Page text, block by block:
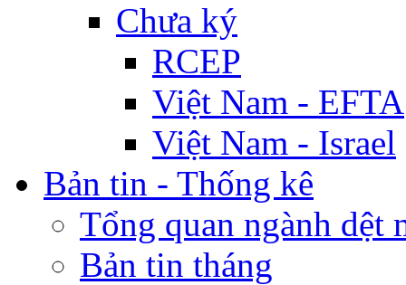
Chưa ký
RCEP
Việt Nam - EFTA
Việt Nam - Israel
Bản tin - Thống kê
Tổng quan ngành dệt
Bản tin tháng